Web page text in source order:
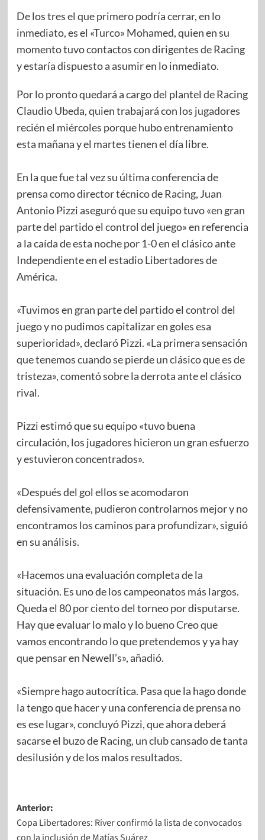
De los tres el que primero podría cerrar, en lo
inmediato, es el «Turco» Mohamed, quien en su
momento tuvo contactos con dirigentes de Racing
y estaría dispuesto a asumir en lo inmediato.
Por lo pronto quedará a cargo del plantel de Racing
Claudio Ubeda, quien trabajará con los jugadores
recién el miércoles porque hubo entrenamiento
esta mañana y el martes tienen el día libre.
En la que fue tal vez su última conferencia de
prensa como director técnico de Racing, Juan
Antonio Pizzi aseguró que su equipo tuvo «en gran
parte del partido el control del juego» en referencia
a la caída de esta noche por 1-0 en el clásico ante
Independiente en el estadio Libertadores de
América.
«Tuvimos en gran parte del partido el control del
juego y no pudimos capitalizar en goles esa
superioridad», declaró Pizzi. «La primera sensación
que tenemos cuando se pierde un clásico que es de
tristeza», comentó sobre la derrota ante el clásico
rival.
Pizzi estimó que su equipo «tuvo buena
circulación, los jugadores hicieron un gran esfuerzo
y estuvieron concentrados».
«Después del gol ellos se acomodaron
defensivamente, pudieron controlarnos mejor y no
encontramos los caminos para profundizar», siguió
en su análisis.
«Hacemos una evaluación completa de la
situación. Es uno de los campeonatos más largos.
Queda el 80 por ciento del torneo por disputarse.
Hay que evaluar lo malo y lo bueno Creo que
vamos encontrando lo que pretendemos y ya hay
que pensar en Newell’s», añadió.
«Siempre hago autocrítica. Pasa que la hago donde
la tengo que hacer y una conferencia de prensa no
es ese lugar», concluyó Pizzi, que ahora deberá
sacarse el buzo de Racing, un club cansado de tanta
desilusión y de los malos resultados.
Anterior:
Copa Libertadores: River confirmó la lista de convocados
con la inclusión de Matías Suárez